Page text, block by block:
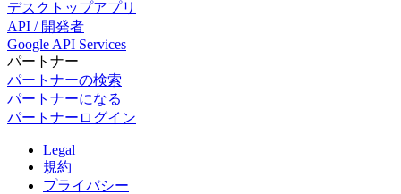
デスクトップアプリ
API / 開発者
Google API Services
パートナー
パートナーの検索
パートナーになる
パートナーログイン
Legal
規約
プライバシー